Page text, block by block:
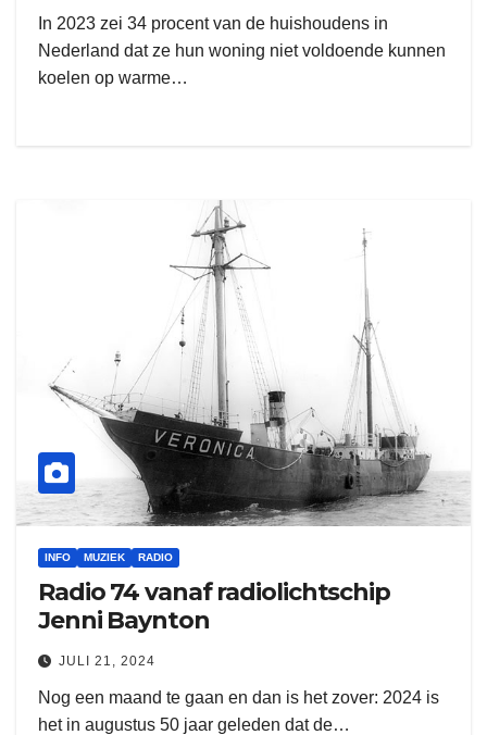
In 2023 zei 34 procent van de huishoudens in
Nederland dat ze hun woning niet voldoende kunnen
koelen op warme…
INFO MUZIEK RADIO
Radio 74 vanaf radiolichtschip
Jenni Baynton
JULI 21, 2024
Nog een maand te gaan en dan is het zover: 2024 is
het in augustus 50 jaar geleden dat de…